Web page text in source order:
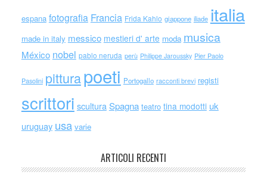
espana fotografia Francia Frida Kahlo giappone iliade italia
made in italy messico mestieri d' arte moda musica
México nobel pablo neruda perù Philippe Jaroussky Pier Paolo
Pasolini pitturapoeti Portogallo racconti brevi registi
scrittori scultura Spagna teatro tina modotti uk
uruguay usa varie
ARTICOLI RECENTI